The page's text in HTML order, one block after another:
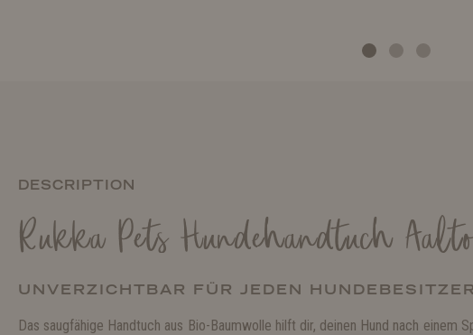
DESCRIPTION
Rukka Pets Hundehandtuch Aalto
UNVERZICHTBAR FÜR JEDEN
Das saugfähige Handtuch aus Bio-Baumwolle hilft dir, deinen Hund nach einem